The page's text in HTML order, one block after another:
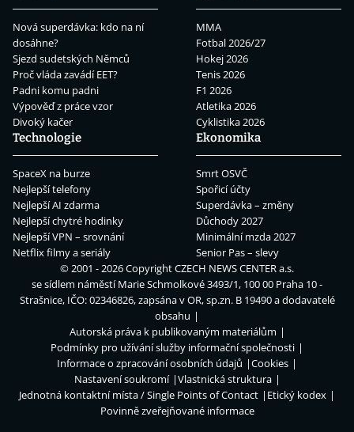
Nová superdávka: kdo na ní
dosáhne?
Sjezd sudetských Němců
Proč vláda zavádí EET?
Padni komu padni
Výpověď z práce vzor
Divoký kačer
MMA
Fotbal 2026/27
Hokej 2026
Tenis 2026
F1 2026
Atletika 2026
Cyklistika 2026
Technologie
SpaceX na burze
Nejlepší telefony
Nejlepší AI zdarma
Nejlepší chytré hodinky
Nejlepší VPN – srovnání
Netflix filmy a seriály
Ekonomika
Smrt OSVČ
Spořicí účty
Superdávka – změny
Důchody 2027
Minimální mzda 2027
Senior Pas – slevy
© 2001 - 2026 CopyrightCZECH NEWS CENTER a.s.
se sídlem náměstí Marie Schmolkové 3493/1, 100 00 Praha 10 -
Strašnice, IČO: 02346826, zapsána v OR, sp.zn. B 19490 a dodavatelé
obsahu
Autorská práva k publikovaným materiálům
Podmínky pro užívání služby informační společnosti
Informace o zpracování osobních údajů
Cookies
Nastavení soukromí
Vlastnická struktura
Jednotná kontaktní místa / Single Points of Contact
Etický kodex
Povinně zveřejňované informace